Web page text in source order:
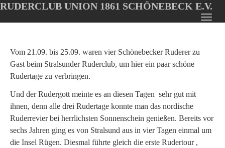
Oops, an error occurred! Code: 202608072136304c36c02f
main
content
RUDERCLUB UNION 1861 SCHÖNEBECK E.V.
Vom 21.09. bis 25.09. waren vier Schönebecker Ruderer zu
Gast beim Stralsunder Ruderclub, um hier ein paar schöne
Rudertage zu verbringen.
Und der Rudergott meinte es an diesen Tagen sehr gut mit
ihnen, denn alle drei Rudertage konnte man das nordische
Ruderrevier bei herrlichsten Sonnenschein genießen. Bereits vor
sechs Jahren ging es von Stralsund aus in vier Tagen einmal um
die Insel Rügen. Diesmal führte gleich die erste Rudertour ,